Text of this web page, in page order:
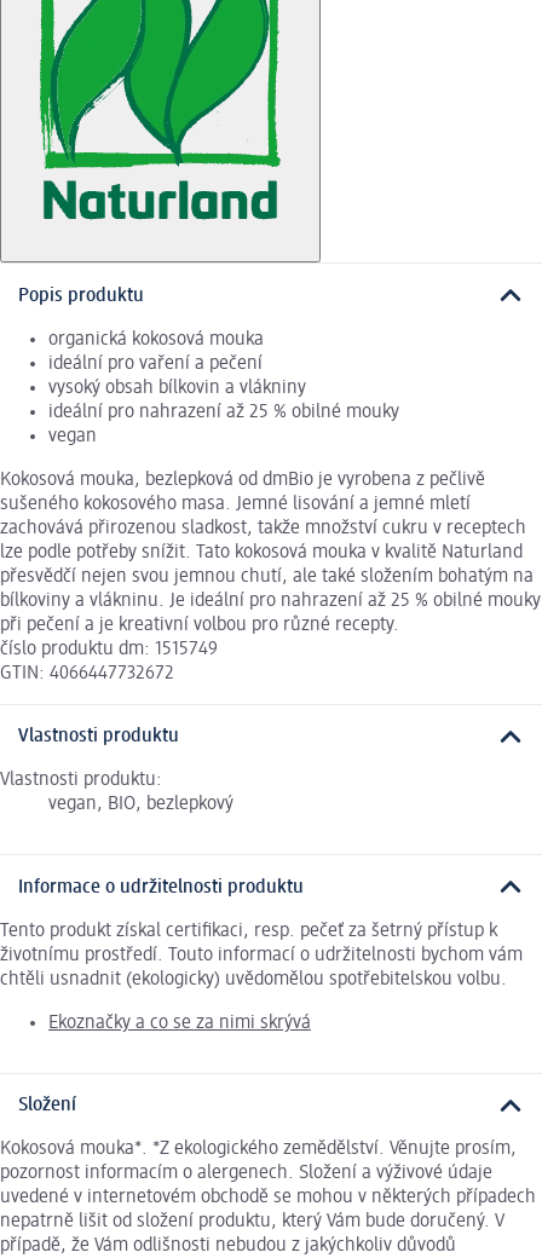
Popis produktu
organická kokosová mouka
ideální pro vaření a pečení
vysoký obsah bílkovin a vlákniny
ideální pro nahrazení až 25 % obilné mouky
vegan
Kokosová mouka, bezlepková od dmBio je vyrobena z pečlivě
sušeného kokosového masa. Jemné lisování a jemné mletí
zachovává přirozenou sladkost, takže množství cukru v receptech
lze podle potřeby snížit. Tato kokosová mouka v kvalitě Naturland
přesvědčí nejen svou jemnou chutí, ale také složením bohatým na
bílkoviny a vlákninu. Je ideální pro nahrazení až 25 % obilné mouky
při pečení a je kreativní volbou pro různé recepty.
číslo produktu dm: 1515749
GTIN: 4066447732672
Vlastnosti produktu
Vlastnosti produktu:
vegan, BIO, bezlepkový
Informace o udržitelnosti produktu
Tento produkt získal certifikaci, resp. pečeť za šetrný přístup k
životnímu prostředí. Touto informací o udržitelnosti bychom vám
chtěli usnadnit (ekologicky) uvědomělou spotřebitelskou volbu.
Ekoznačky a co se za nimi skrývá
Složení
Kokosová mouka*. *Z ekologického zemědělství. Věnujte prosím,
pozornost informacím o alergenech. Složení a výživové údaje
uvedené v internetovém obchodě se mohou v některých případech
nepatrně lišit od složení produktu, který Vám bude doručený. V
případě, že Vám odlišnosti nebudou z jakýchkoliv důvodů